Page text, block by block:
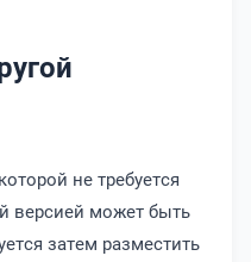
не требуется
версией может быть
затем разместить